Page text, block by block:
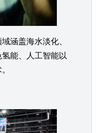
涵盖海水淡化、
能、人工智能以